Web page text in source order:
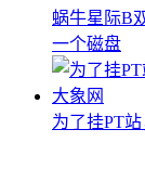
蜗牛星际B
一个磁盘
为了挂PT